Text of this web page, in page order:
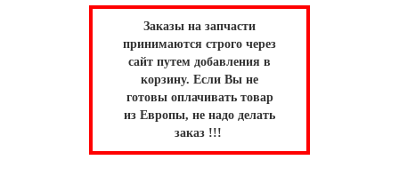
Заказы на запчасти
принимаются строго через
сайт путем добавления в
корзину. Если Вы не
готовы оплачивать товар
из Европы, не надо делать
заказ !!!